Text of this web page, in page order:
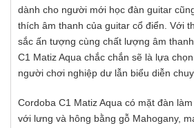
dành cho người mới học đàn guitar
thích âm thanh của guitar cổ điển. Với
sắc ấn tượng cùng chất lượng âm
C1 Matiz Aqua chắc chắn sẽ là lựa
người chơi nghiệp dư lẫn biểu diễn
Cordoba C1 Matiz Aqua có mặt đàn
với lưng và hông bằng gỗ Mahogany,